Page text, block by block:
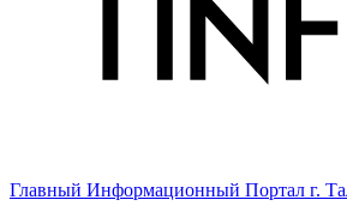
Главный Информационный Портал г.